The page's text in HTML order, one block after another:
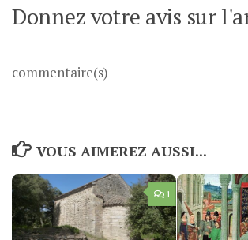
Donnez votre avis sur
commentaire(s)
VOUS AIMEREZ AUSSI...
1